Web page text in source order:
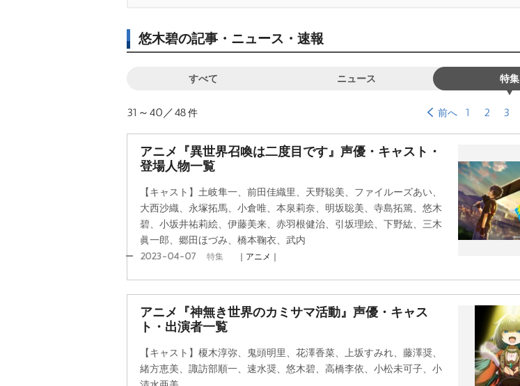
悠木碧の記事・ニュース・速報
すべて ニュース 特集
31～40／48件 前へ 1 2 3
アニメ『異世界召喚は二度目です』声優・キャスト・
登場人物一覧
【キャスト】土岐隼一、前田佳織里、天野聡美、ファイルーズあい、
大西沙織、永塚拓馬、小倉唯、本泉莉奈、明坂聡美、寺島拓篤、悠木
碧、小坂井祐莉絵、伊藤美来、赤羽根健治、引坂理絵、下野紘、三木
眞一郎、郷田ほづみ、橋本鞠衣、武内
2023-04-07 特集 ｜アニメ｜
アニメ『神無き世界のカミサマ活動』声優・キャス
ト・出演者一覧
【キャスト】榎木淳弥、鬼頭明里、花澤香菜、上坂すみれ、藤澤奨、
緒方恵美、諏訪部順一、速水奨、悠木碧、高橋李依、小松未可子、小